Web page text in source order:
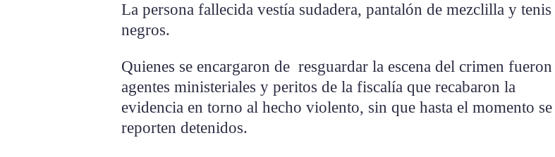
La persona fallecida vestía sudadera, pantalón de mezclilla y tenis
negros.
Quienes se encargaron de resguardar la escena del crimen fueron
agentes ministeriales y peritos de la fiscalía que recabaron la
evidencia en torno al hecho violento, sin que hasta el momento se
reporten detenidos.